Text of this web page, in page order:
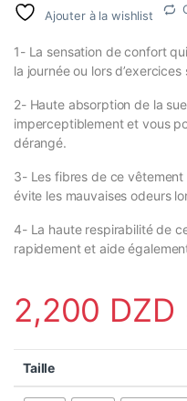
Ajouter à la wishlist
1- La sensation de confort
la journée ou lors
2- Haute absorption de la
imperceptiblement et vous
dérangé.
3- Les fibres de ce
évite les mauvaises odeurs
4- La haute respirabilité de
rapidement et aide
2,200 DZD
Taille